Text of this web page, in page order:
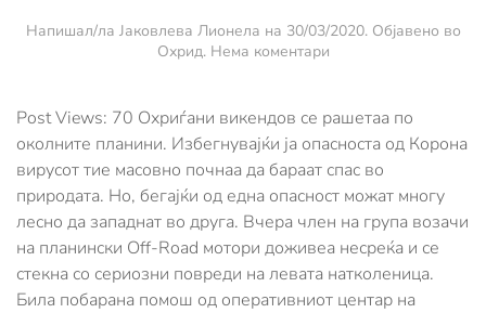
Напишал/ла Јаковлева Лионела на 30/03/2020. Објавено во
Охрид. Нема коментариза
се
по
околните
планини
Post Views: 70 Охриѓани викендов се рашетаа по
околните планини. Избегнувајќи ја опасноста од Корона
вирусот тие масовно почнаа да бараат спас во
природата. Но, бегајќи од една опасност можат многу
лесно да западнат во друга. Вчера член на група возачи
на планински Off-Road мотори доживеа несреќа и се
стекна со сериозни повреди на левата натколеница.
Била побарана помош од оперативниот центар на